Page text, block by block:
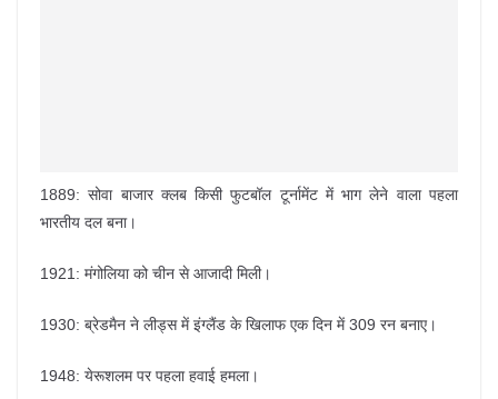
1889: सोवा बाजार क्लब किसी फुटबॉल टूर्नामेंट में भाग लेने वाला पहला
भारतीय दल बना।
1921: मंगोलिया को चीन से आजादी मिली।
1930: ब्रेडमैन ने लीड्स में इंग्लैंड के खिलाफ एक दिन में 309 रन बनाए।
1948: येरूशलम पर पहला हवाई हमला।